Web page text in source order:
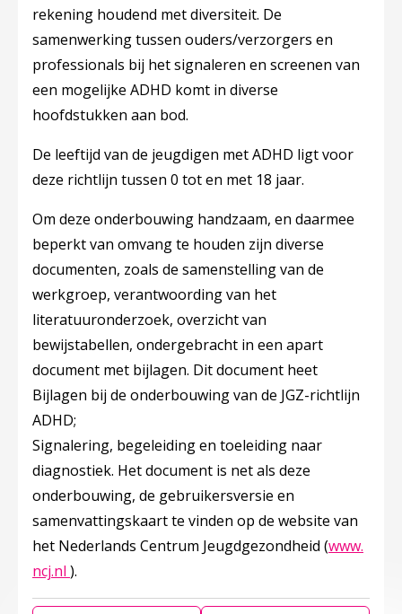
rekening houdend met diversiteit. De
samenwerking tussen ouders/verzorgers en
professionals bij het signaleren en screenen van
een mogelijke ADHD komt in diverse
hoofdstukken aan bod.
De leeftijd van de jeugdigen met ADHD ligt voor
deze richtlijn tussen 0 tot en met 18 jaar.
Om deze onderbouwing handzaam, en daarmee
beperkt van omvang te houden zijn diverse
documenten, zoals de samenstelling van de
werkgroep, verantwoording van het
literatuuronderzoek, overzicht van
bewijstabellen, ondergebracht in een apart
document met bijlagen. Dit document heet
Bijlagen bij de onderbouwing van de JGZ-richtlijn
ADHD;
Signalering, begeleiding en toeleiding naar
diagnostiek. Het document is net als deze
onderbouwing, de gebruikersversie en
samenvattingskaart te vinden op de website van
het Nederlands Centrum Jeugdgezondheid (www.
ncj.nl Deze linkt opent in een nieuw tabblad
).